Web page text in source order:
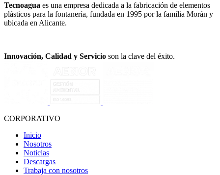
Tecnoagua es una empresa dedicada a la fabricación de elementos
plásticos para la fontanería, fundada en 1995 por la familia Morán y
ubicada en Alicante.
Innovación, Calidad y Servicio son la clave del éxito.
CORPORATIVO
Inicio
Nosotros
Noticias
Descargas
Trabaja con nosotros